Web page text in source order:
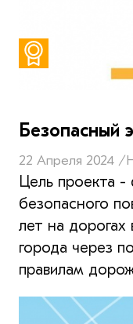
Безопасный
22 Апреля 2024 /
Цель проекта
безопасного
лет на дорогах
города через
правилам